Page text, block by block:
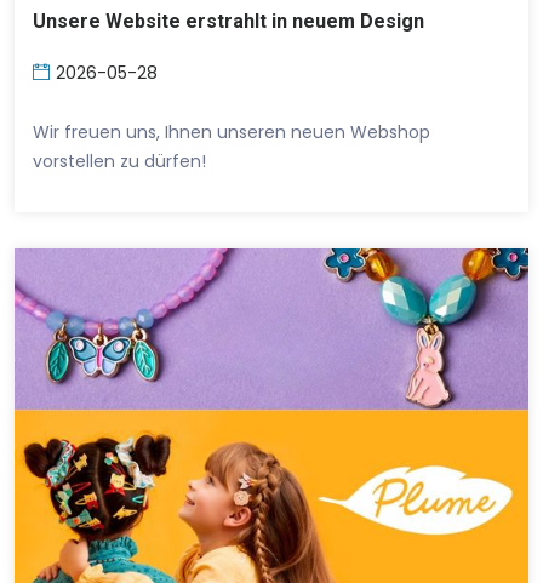
Unsere Website erstrahlt in neuem Design
2026-05-28
Wir freuen uns, Ihnen unseren neuen Webshop
vorstellen zu dürfen!